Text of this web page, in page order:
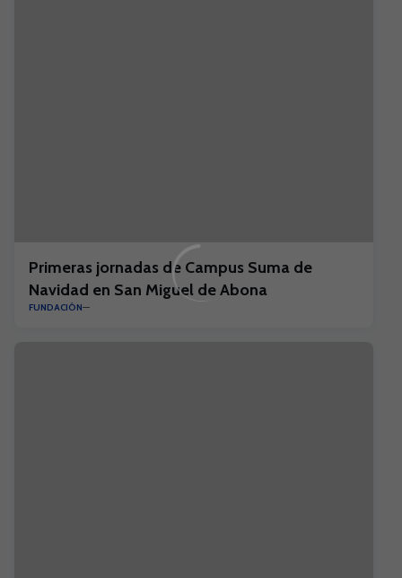
Primeras jornadas de Campus Suma de
Navidad en San Miguel de Abona
FUNDACIÓN